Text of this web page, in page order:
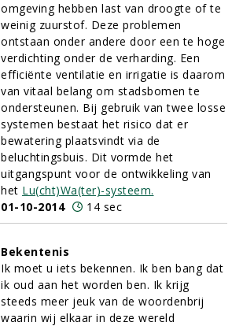
omgeving hebben last van droogte of te
weinig zuurstof. Deze problemen
ontstaan onder andere door een te hoge
verdichting onder de verharding. Een
efficiënte ventilatie en irrigatie is daarom
van vitaal belang om stadsbomen te
ondersteunen. Bij gebruik van twee losse
systemen bestaat het risico dat er
bewatering plaatsvindt via de
beluchtingsbuis. Dit vormde het
uitgangspunt voor de ontwikkeling van
het Lu(cht)Wa(ter)-systeem.
01-10-2014
14 sec
Bekentenis
Ik moet u iets bekennen. Ik ben bang dat
ik oud aan het worden ben. Ik krijg
steeds meer jeuk van de woordenbrij
waarin wij elkaar in deze wereld